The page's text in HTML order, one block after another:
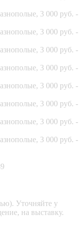
Уточняйте у
на выставку.